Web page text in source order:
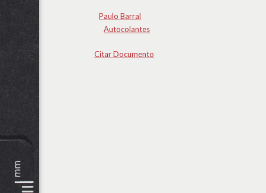
Paulo Barral
Autocolantes
Citar Documento